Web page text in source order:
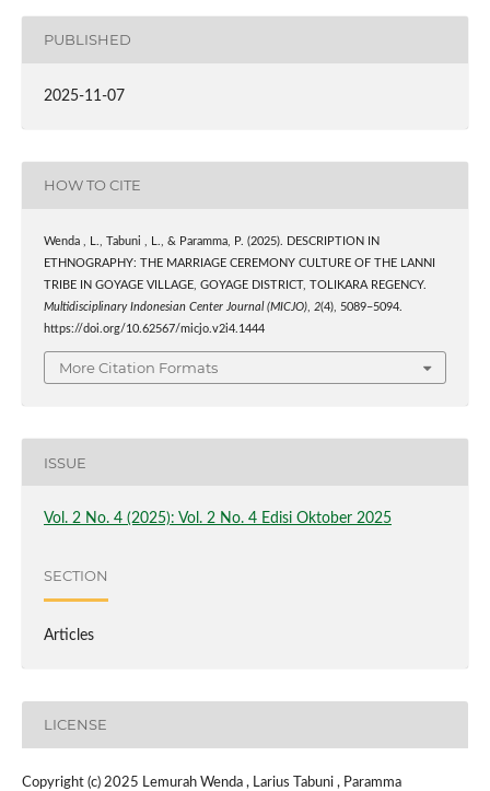
PUBLISHED
2025-11-07
HOW TO CITE
Wenda , L., Tabuni , L., & Paramma, P. (2025). DESCRIPTION IN
ETHNOGRAPHY: THE MARRIAGE CEREMONY CULTURE OF THE LANNI
TRIBE IN GOYAGE VILLAGE, GOYAGE DISTRICT, TOLIKARA REGENCY.
Multidisciplinary Indonesian Center Journal (MICJO), 2(4), 5089–5094.
https://doi.org/10.62567/micjo.v2i4.1444
More Citation Formats
ISSUE
Vol. 2 No. 4 (2025): Vol. 2 No. 4 Edisi Oktober 2025
SECTION
Articles
LICENSE
Copyright (c) 2025 Lemurah Wenda , Larius Tabuni , Paramma